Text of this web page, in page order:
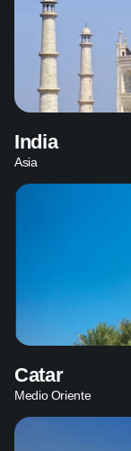
India
Asia
Catar
Medio Oriente